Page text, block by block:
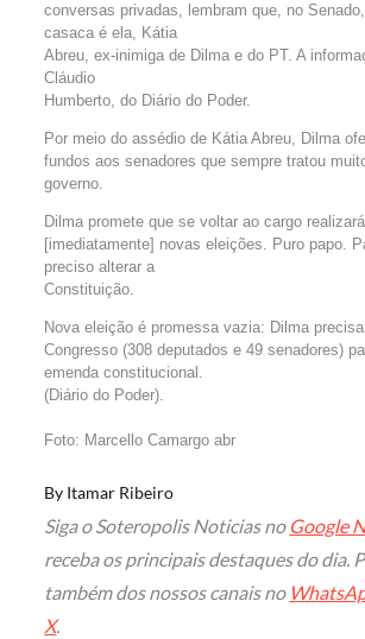
conversas privadas, lembram que, no
casaca é ela, Kátia
Abreu, ex-inimiga de Dilma e do PT. A
Cláudio
Humberto, do Diário do Poder.
Por meio do assédio de Kátia Abreu, Dilma
fundos aos senadores que sempre tratou
governo.
Dilma promete que se voltar ao cargo realizará
[imediatamente] novas eleições. Puro papo.
preciso alterar a
Constituição.
Nova eleição é promessa vazia: Dilma
Congresso (308 deputados e 49 senadores)
emenda constitucional.
(Diário do Poder).
Foto: Marcello Camargo abr
By Itamar Ribeiro
Siga o Soteropolis Noticias no Google
receba os principais destaques do dia.
também dos nossos canais no
X.